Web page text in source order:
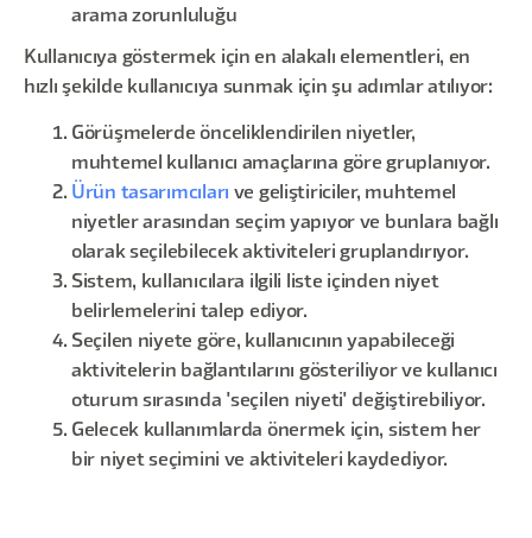
arama zorunluluğu
Kullanıcıya göstermek için en alakalı elementleri, en
hızlı şekilde kullanıcıya sunmak için şu adımlar atılıyor:
Görüşmelerde önceliklendirilen niyetler,
muhtemel kullanıcı amaçlarına göre gruplanıyor.
Ürün tasarımcıları ve geliştiriciler, muhtemel
niyetler arasından seçim yapıyor ve bunlara bağlı
olarak seçilebilecek aktiviteleri gruplandırıyor.
Sistem, kullanıcılara ilgili liste içinden niyet
belirlemelerini talep ediyor.
Seçilen niyete göre, kullanıcının yapabileceği
aktivitelerin bağlantılarını gösteriliyor ve kullanıcı
oturum sırasında 'seçilen niyeti' değiştirebiliyor.
Gelecek kullanımlarda önermek için, sistem her
bir niyet seçimini ve aktiviteleri kaydediyor.